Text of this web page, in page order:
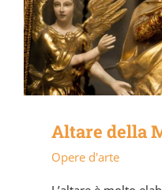
Altare della
Opere d'arte